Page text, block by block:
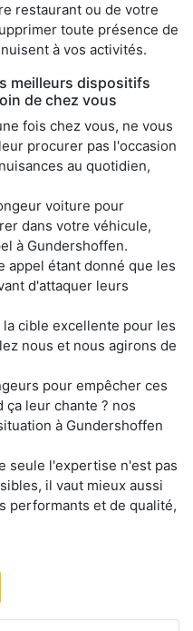
restaurant ou de votre
toute présence de
à vos activités.
meilleurs dispositifs
de chez vous
fois chez vous, ne vous
procurer pas l'occasion
au quotidien,
voiture pour
dans votre véhicule,
à Gundershoffen.
appel étant donné que les
d'attaquer leurs
cible excellente pour les
nous et nous agirons de
pour empêcher ces
ça leur chante ? nos
à Gundershoffen
seule l'expertise n'est pas
il vaut mieux aussi
performants et de qualité,